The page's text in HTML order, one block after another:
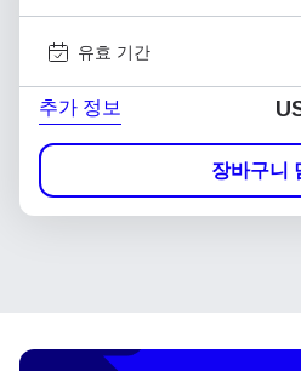
유효 기간
추가 정보
장바구니